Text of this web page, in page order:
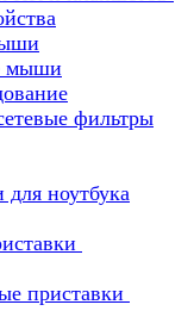
мыши
фильтры
ноутбука
приставки